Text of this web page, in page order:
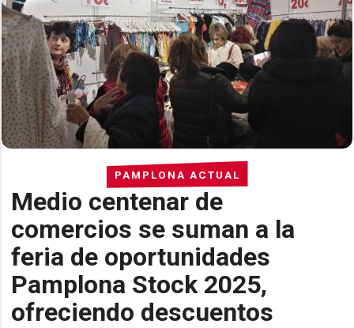
PAMPLONA ACTUAL
Medio centenar de
comercios se suman a la
feria de oportunidades
Pamplona Stock 2025,
ofreciendo descuentos